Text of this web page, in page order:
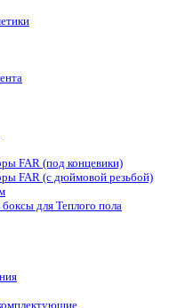
FAR (под концевики)
FAR (с дюймовой резьбой)
для Теплого пола